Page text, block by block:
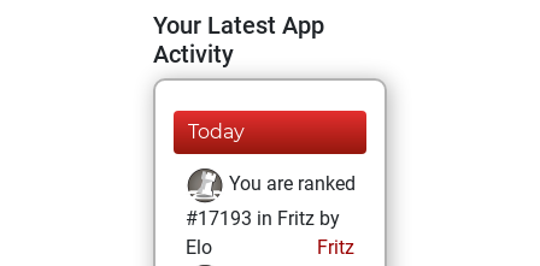
Your Latest App
Activity
Today
You are ranked
#17193 in Fritz by
Elo
Fritz